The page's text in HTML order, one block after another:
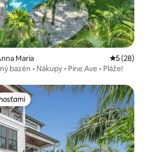
Maria
5 (28)
bazén • Nákupy • Pine Ave • Pláže!